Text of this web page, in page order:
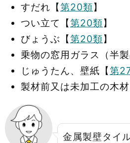
すだれ【第20類】
つい立て【第20類】
びょうぶ【第20類】
乗物の窓用ガラス（半
じゅうたん、壁紙【第
製材前又は未加工の木
金属製壁タイ